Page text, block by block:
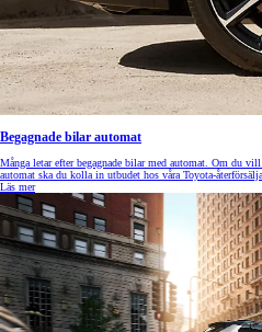
Begagnade bilar automat
Många letar efter begagnade bilar med automat. Om du
automat ska du kolla in utbudet hos våra Toyota-
Läs mer